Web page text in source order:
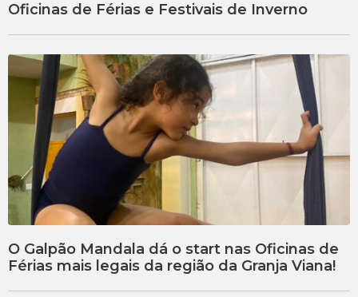
Oficinas de Férias e Festivais de Inverno
O Galpão Mandala dá o start nas Oficinas de
Férias mais legais da região da Granja Viana!